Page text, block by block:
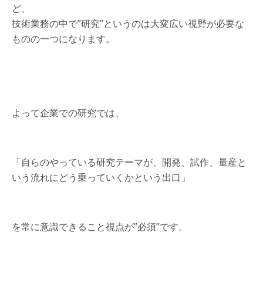
ど、
技術業務の中で”研究”というのは大変広い視野が必要な
ものの一つになります。
よって企業での研究では、
「自らのやっている研究テーマが、開発、試作、量産と
いう流れにどう乗っていくかという出口」
を常に意識できること視点が”必須”です。